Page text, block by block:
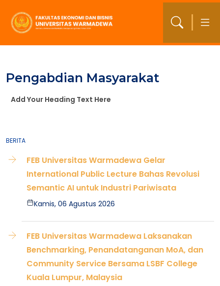
Pengabdian Masyarakat
Add Your Heading Text Here
BERITA
FEB Universitas Warmadewa Gelar
International Public Lecture Bahas Revolusi
Semantic AI untuk Industri Pariwisata
Kamis, 06 Agustus 2026
FEB Universitas Warmadewa Laksanakan
Benchmarking, Penandatanganan MoA, dan
Community Service Bersama LSBF College
Kuala Lumpur, Malaysia